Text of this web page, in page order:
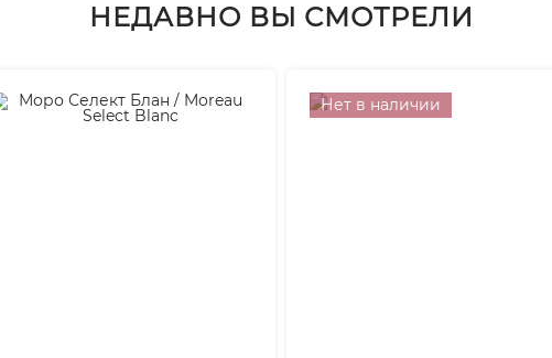
НЕДАВНО ВЫ СМОТРЕЛИ
Нет в наличии